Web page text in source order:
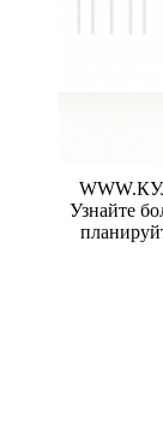
Узнайте